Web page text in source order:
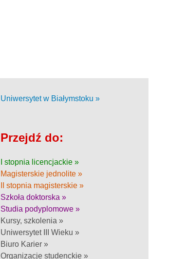
Uniwersytet w Białymstoku »
Przejdź do:
I stopnia licencjackie »
Magisterskie jednolite »
II stopnia magisterskie »
Szkoła doktorska »
Studia podyplomowe »
Kursy, szkolenia »
Uniwersytet III Wieku »
Biuro Karier »
Organizacje studenckie »